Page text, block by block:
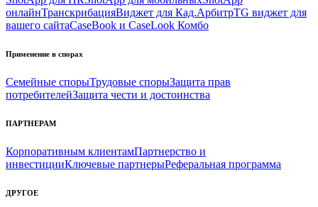
онлайнТранскрибацияВиджет для Кад.АрбитрTG виджет для
вашего сайтаCaseBook и CaseLook Комбо
Применение в спорах
Семейные спорыТрудовые спорыЗащита прав
потребителейЗащита чести и достоинства
ПАРТНЕРАМ
Корпоративным клиентамПартнерство и
инвестицииКлючевые партнерыРеферальная программа
ДРУГОЕ